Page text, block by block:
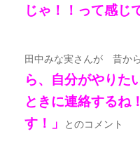
じゃ！！って感じ
田中みな実さんが 昔か
ら、自分がやりた
ときに連絡するね
す！」
とのコメント